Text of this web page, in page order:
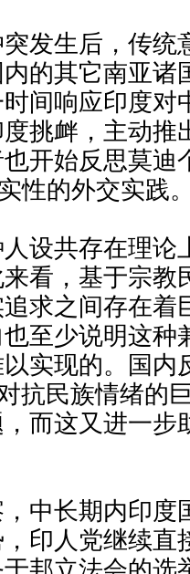
生后，传统
的其它南亚诸
间响应印度对
挑衅，主动推
开始反思莫迪
性的外交实践
共存在理论
看，基于宗教
求之间存在着
至少说明这种
实现的。国内
抗民族情绪的
而这又进一步
长期内印度
印人党继续直